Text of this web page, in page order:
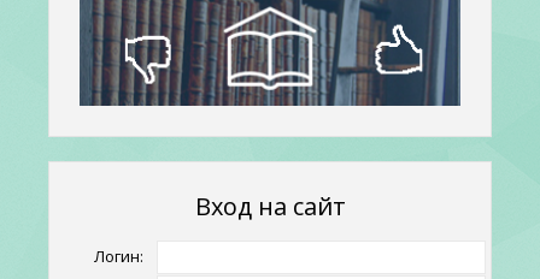
Вход на сайт
Логин: